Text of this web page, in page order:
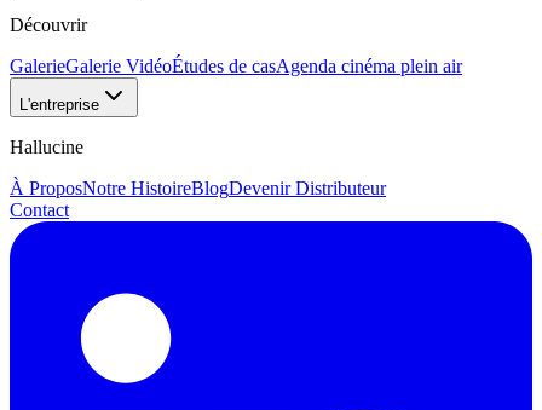
Découvrir
GalerieGalerie VidéoÉtudes de casAgenda cinéma plein air
L'entreprise
Hallucine
À ProposNotre HistoireBlogDevenir Distributeur
Contact